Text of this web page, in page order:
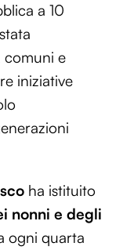
a 10
comuni e
iniziative
ha istituito
nonni e degli
ogni quarta